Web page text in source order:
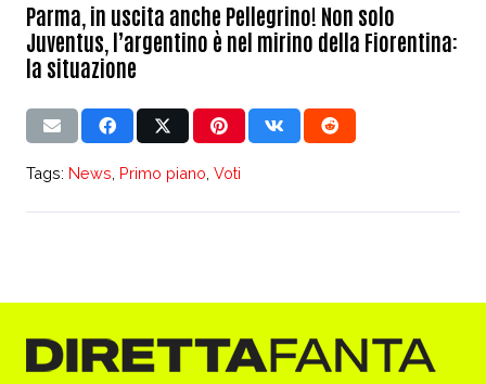
Parma, in uscita anche Pellegrino! Non solo
Juventus, l’argentino è nel mirino della Fiorentina:
la situazione
Tags: News Primo piano Voti